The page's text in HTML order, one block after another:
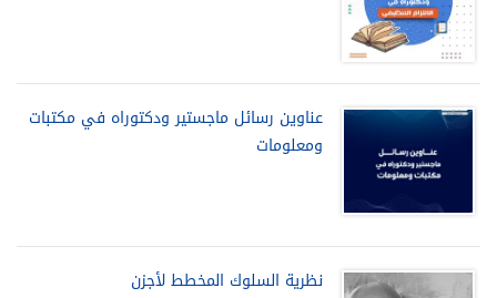
عناوين رسائل ماجستير ودكتوراه في مكتبات
ومعلومات
نظرية السلوك المخطط لأجزن